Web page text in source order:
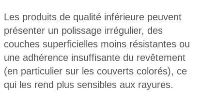
Les produits de qualité inférieure peuvent
présenter un polissage irrégulier, des
couches superficielles moins résistantes ou
une adhérence insuffisante du revêtement
(en particulier sur les couverts colorés), ce
qui les rend plus sensibles aux rayures.